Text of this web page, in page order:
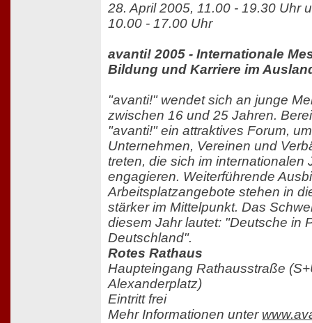
28. April 2005, 11.00 - 19.30 Uhr
10.00 - 17.00 Uhr
avanti! 2005 - Internationale
Bildung und Karriere im
"avanti!" wendet sich an junge
zwischen 16 und 25 Jahren.
"avanti!" ein attraktives Forum,
Unternehmen, Vereinen und
treten, die sich im internationalen
engagieren. Weiterführende
Arbeitsplatzangebote stehen in
stärker im Mittelpunkt. Das
diesem Jahr lautet: "Deutsche in
Deutschland".
Rotes Rathaus
Haupteingang Rathausstraße
Alexanderplatz)
Eintritt frei
Mehr Informationen unter